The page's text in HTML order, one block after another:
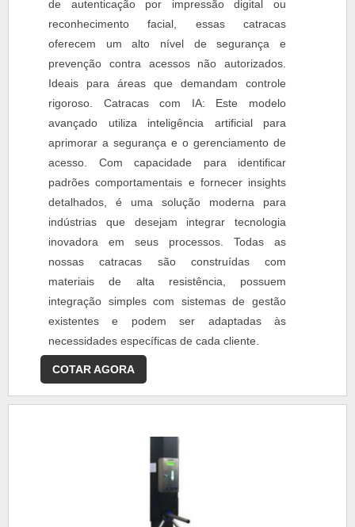
de autenticação por impressão digital ou
reconhecimento facial, essas catracas
oferecem um alto nível de segurança e
prevenção contra acessos não autorizados.
Ideais para áreas que demandam controle
rigoroso. Catracas com IA: Este modelo
avançado utiliza inteligência artificial para
aprimorar a segurança e o gerenciamento de
acesso. Com capacidade para identificar
padrões comportamentais e fornecer insights
detalhados, é uma solução moderna para
indústrias que desejam integrar tecnologia
inovadora em seus processos. Todas as
nossas catracas são construídas com
materiais de alta resistência, possuem
integração simples com sistemas de gestão
existentes e podem ser adaptadas às
necessidades específicas de cada cliente.
COTAR AGORA